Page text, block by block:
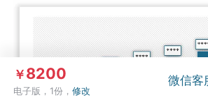
￥8200
电子版，1份，修改
微信客